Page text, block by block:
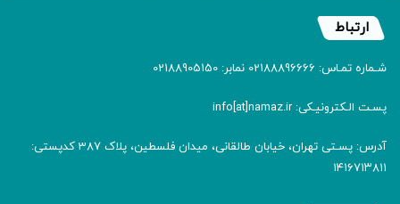
ارتباط
شـماره تمـاس: 02188896666 نمابر: 02188905150
پسـت الـکترونیـکی: info[at]namaz.ir
آدرس: پسـتی تهران، خیابان طالقانی، میدان فلسطین، پلاک 387 کدپستی:
۱۴۱۶۷۱۳۸۱۱